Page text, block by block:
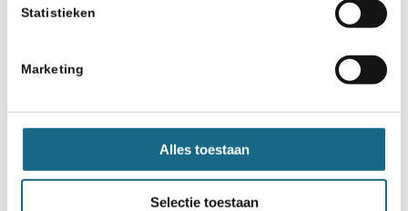
Statistieken
Marketing
Alles toestaan
Selectie toestaan